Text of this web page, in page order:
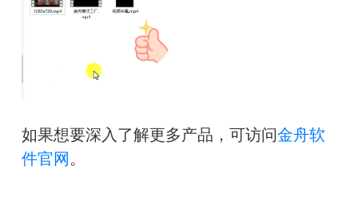
如果想要深入了解更多产品，可访问金舟软
件官网。